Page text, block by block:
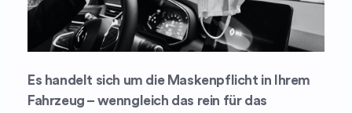
Es handelt sich um die Maskenpflicht in Ihrem
Fahrzeug – wenngleich das rein für das